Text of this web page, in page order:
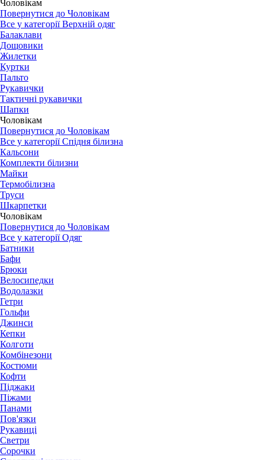
Чоловікам
Повернутися до Чоловікам
Все у категорії Верхній одяг
Балаклави
Дощовики
Жилетки
Куртки
Пальто
Рукавички
Тактичні рукавички
Шапки
Чоловікам
Повернутися до Чоловікам
Все у категорії Спідня білизна
Кальсони
Комплекти білизни
Майки
Термобілизна
Труси
Шкарпетки
Чоловікам
Повернутися до Чоловікам
Все у категорії Одяг
Батники
Бафи
Брюки
Велосипедки
Водолазки
Гетри
Гольфи
Джинси
Кепки
Колготи
Комбінезони
Костюми
Кофти
Піджаки
Піжами
Панами
Пов'язки
Рукавиці
Светри
Сорочки